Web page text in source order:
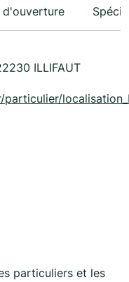
d'ouverture
ILLIFAUT
particuliers et les